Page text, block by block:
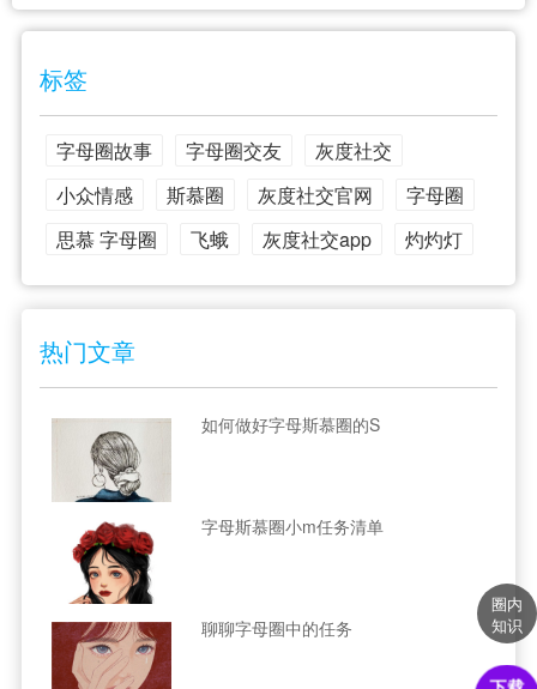
标签
字母圈故事 字母圈交友
灰度社交
小众情感
斯慕圈 灰度社交官网
字母圈
思慕 字母圈
飞蛾 灰度社交app 灼灼灯
热门文章
如何做好字母斯慕圈的S
字母斯慕圈小m任务清单
聊聊字母圈中的任务
圈内
知识